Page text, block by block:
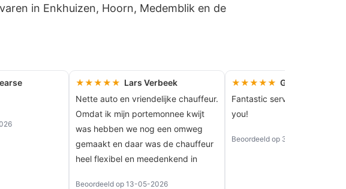
in Enkhuizen, Hoorn, Medemblik en de
★★★★★ Lars Verbeek
Nette auto en vriendelijke chauffeur.
Omdat ik mijn portemonnee kwijt
was hebben we nog een omweg
gemaakt en daar was de chauffeur
heel flexibel en meedenkend in
Beoordeeld op 13-05-2026
★★★★★ Gabriella Bartha
Fantastic service by Den!
you!
Beoordeeld op 30-04-2026